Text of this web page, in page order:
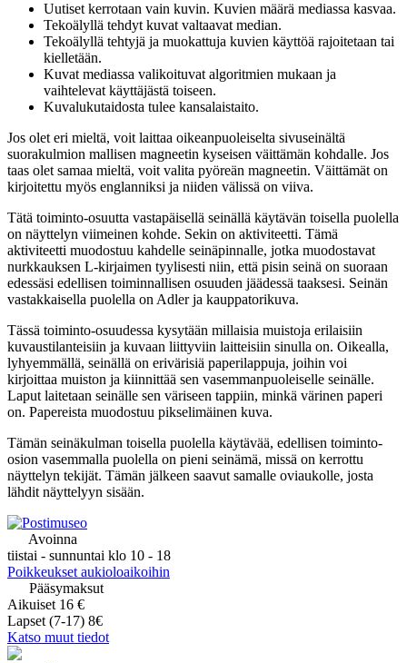
Uutiset kerrotaan vain kuvin. Kuvien määrä mediassa kasvaa.
Tekoälyllä tehdyt kuvat valtaavat median.
Tekoälyllä tehtyjä ja muokattuja kuvien käyttöä rajoitetaan tai
kielletään.
Kuvat mediassa valikoituvat algoritmien mukaan ja
vaihtelevat käyttäjästä toiseen.
Kuvalukutaidosta tulee kansalaistaito.
Jos olet eri mieltä, voit laittaa oikeanpuoleiselta sivuseinältä
suorakulmion mallisen magneetin kyseisen väittämän kohdalle. Jos
taas olet samaa mieltä, voit valita pyöreän magneetin. Väittämät on
kirjoitettu myös englanniksi ja niiden välissä on viiva.
Tätä toiminto-osuutta vastapäisellä seinällä käytävän toisella puolella
on näyttelyn viimeinen kohde. Sekin on aktiviteetti. Tämä
aktiviteetti muodostuu kahdelle seinäpinnalle, jotka muodostavat
nurkkauksen L-kirjaimen tyylisesti niin, että pisin seinä on suoraan
edessäsi edellisen toiminnallisen osuuden jäädessä taaksesi. Seinän
vastakkaisella puolella on Adler ja kauppatorikuva.
Tässä toiminto-osuudessa kysytään millaisia muistoja erilaisiin
kuvaustilanteisiin ja kuvaan liittyviin laitteisiin sinulla on. Oikealla,
lyhyemmällä, seinällä on erivärisiä paperilappuja, joihin voi
kirjoittaa muiston ja kiinnittää sen vasemmanpuoleiselle seinälle.
Laput laitetaan seinälle sen väriseen tappiin, minkä värinen paperi
on. Papereista muodostuu pikselimäinen kuva.
Tämän seinäkulman toisella puolella käytävää, edellisen toiminto-
osion vasemmalla puolella on pieni seinämä, missä on kerrottu
näyttelyn tekijät. Tämän jälkeen saavut samalle oviaukolle, josta
lähdit näyttelyyn sisään.
Avoinna
tiistai - sunnuntai klo 10 - 18
Poikkeukset aukioloaikoihin
Pääsymaksut
Aikuiset 16 €
Lapset (7-17) 8€
Katso muut tiedot